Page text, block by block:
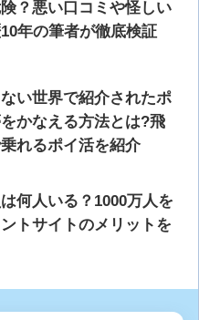
？悪い口コミや怪しい
年の筆者が徹底検証
い世界で紹介されたポ
かなえる方法とは?飛
れるポイ活を紹介
何人いる？1000万人を
トサイトのメリットを